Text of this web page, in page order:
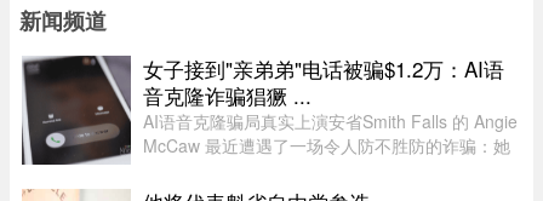
新闻频道
女子接到"亲弟弟"电话被骗$1.2万：AI语
音克隆诈骗猖獗 ...
AI语音克隆骗局真实上演安省Smith Falls 的 Angie
McCaw 最近遭遇了一场令人防不胜防的诈骗：她
叫出了她弟弟的名字，连声音都几乎一模一